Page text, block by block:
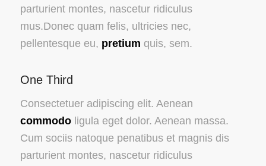
parturient montes, nascetur ridiculus
mus.Donec quam felis, ultricies nec,
pellentesque eu, pretium quis, sem.
One Third
Consectetuer adipiscing elit. Aenean
commodoligula eget dolor. Aenean massa.
Cum sociis natoque penatibus et magnis dis
parturient montes, nascetur ridiculus